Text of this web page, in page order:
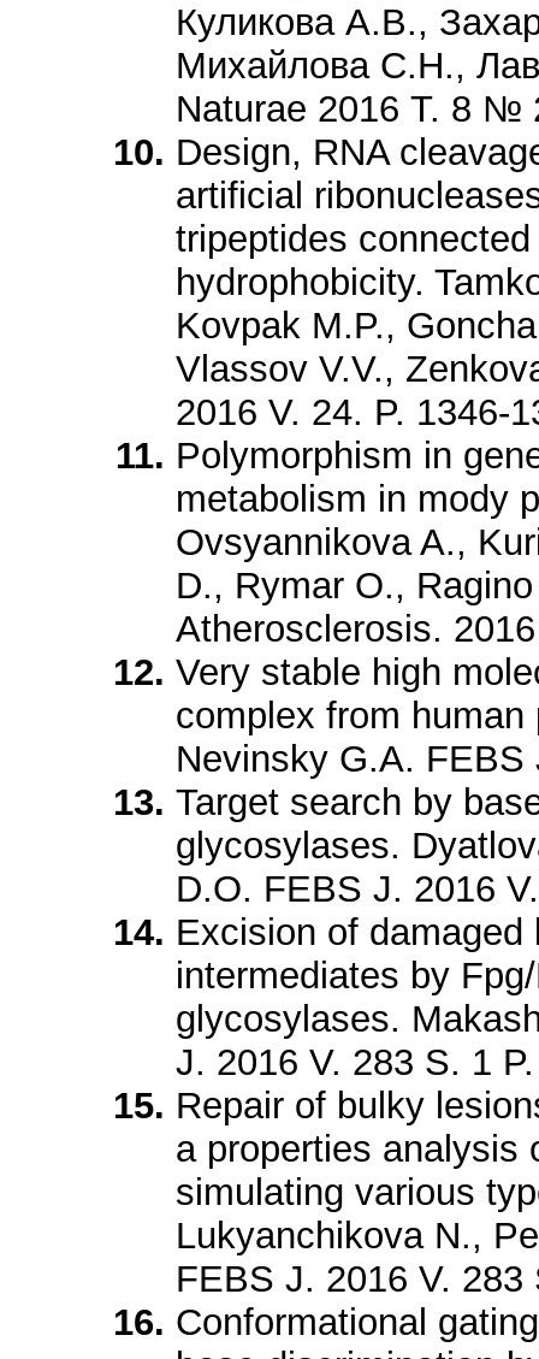
Куликова А.В.,
Михайлова С.Н.,
Naturae 2016 Т. 8 №
Design, RNA
artificial
tripeptides
hydrophobicity.
Kovpak M.P.,
Vlassov V.V.,
2016 V. 24. P. 1346-
Polymorphism in
metabolism in mody
Ovsyannikova A.,
D., Rymar O.,
Atherosclerosis.
Very stable high
complex from
Nevinsky G.A. FEBS
Target search by
glycosylases.
D.O. FEBS J. 2016
Excision of
intermediates by
glycosylases.
J. 2016 V. 283 S. 1
Repair of bulky
a properties analysis
simulating various
Lukyanchikova N.,
FEBS J. 2016 V. 283
Conformational